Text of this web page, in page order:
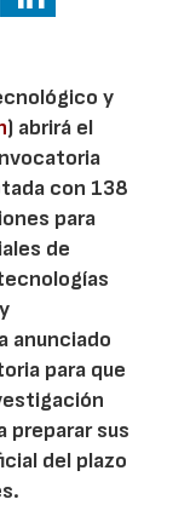
y
) abrirá el
con 138
para
de
anunciado
para que
preparar sus
del plazo